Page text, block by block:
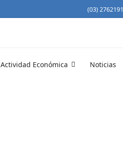
(03) 2762191
Actividad Económica Noticias